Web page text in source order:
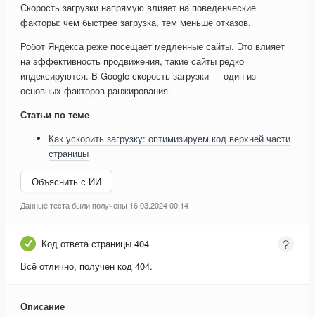
Скорость загрузки напрямую влияет на поведенческие
факторы: чем быстрее загрузка, тем меньше отказов.
Робот Яндекса реже посещает медленные сайты. Это влияет
на эффективность продвижения, такие сайты редко
индексируются. В Google скорость загрузки — один из
основных факторов ранжирования.
Статьи по теме
Как ускорить загрузку: оптимизируем код верхней части
страницы
Объяснить с ИИ
Данные теста были получены 16.03.2024 00:14
Код ответа страницы 404
Всё отлично, получен код 404.
Описание